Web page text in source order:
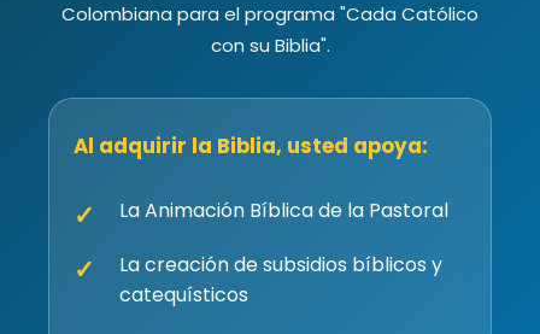
Colombiana para el programa "Cada Católico
con su Biblia".
Al adquirir la Biblia, usted apoya:
✓ La Animación Bíblica de la Pastoral
✓
La creación de subsidios bíblicos y
catequísticos